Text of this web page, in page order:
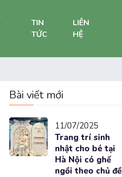
TIN
TỨC
LIÊN
HỆ
Bài viết mới
11/07/2025
Trang trí sinh
nhật cho bé tại
Hà Nội có ghế
ngồi theo chủ đề